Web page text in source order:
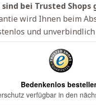
bei Trusted Shops
wird Ihnen beim
und